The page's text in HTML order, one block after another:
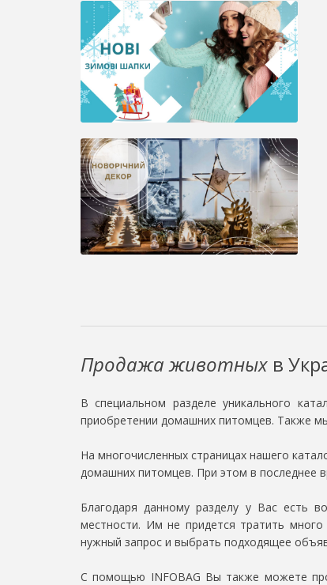
Продажа животных в
В специальном разделе уникального
приобретении домашних питомцев. Также
На многочисленных страницах нашего
домашних питомцев. При этом в последнее
Благодаря данному разделу у Вас есть
местности. Им не придется тратить
нужный запрос и выбрать подходящее
С помощью INFOBAG Вы также можете